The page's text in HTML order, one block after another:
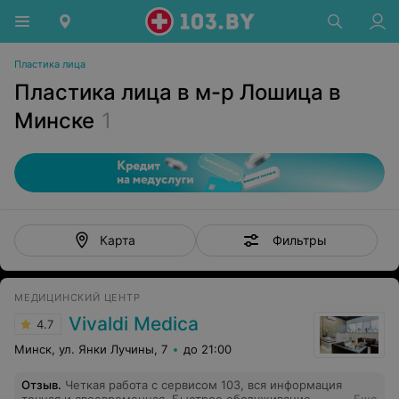
Пластика лица
Пластика лица в м-р Лошица в
Минске 1
Карта Фильтры
МЕДИЦИНСКИЙ ЦЕНТР
4.7 Vivaldi Medica
Минск, ул. Янки Лучины, 7 до 21:00
Отзыв. Четкая работа с сервисом 103, вся информация